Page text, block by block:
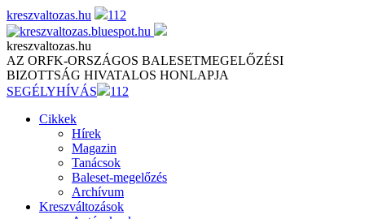
Skip
to
content
kreszvaltozas.hu 112
kreszvaltozas.hu
AZ ORFK-ORSZÁGOS BALESETMEGELŐZÉSI
BIZOTTSÁG HIVATALOS HONLAPJA
SEGÉLYHÍVÁS
112
Cikkek
Hírek
Magazin
Tanácsok
Baleset-megelőzés
Archívum
Kreszváltozások